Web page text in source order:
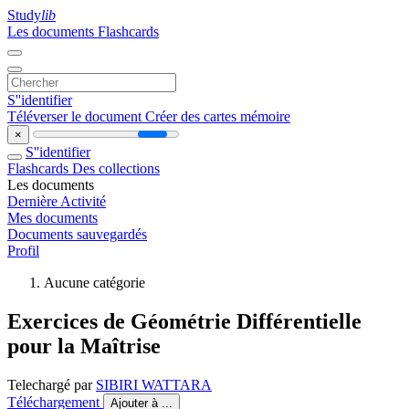
Studylib
Les documents Flashcards
S''identifier
Téléverser le document Créer des cartes mémoire
×
S''identifier
Flashcards Des collections
Les documents
Dernière Activité
Mes documents
Documents sauvegardés
Profil
Aucune catégorie
Exercices de Géométrie Différentielle
pour la Maîtrise
Telechargé par SIBIRI WATTARA
Téléchargement
Ajouter à ...